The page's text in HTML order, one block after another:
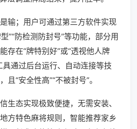
输；用户可通过第三方软件实现
”“防检测防封号”等功能，部分用
存在“牌特别好”或“透视他人牌
具通过后台运行、自动连接等技
且“安全性高”“不被封号”。
生态实现极致便捷，无需安装、
方特色麻将规则，智能推荐家乡